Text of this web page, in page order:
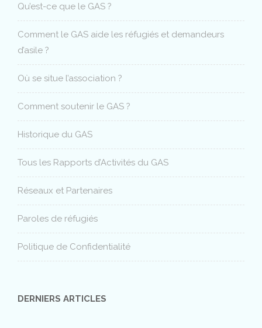
Qu’est-ce que le GAS ?
Comment le GAS aide les réfugiés et demandeurs
d’asile ?
Où se situe l’association ?
Comment soutenir le GAS ?
Historique du GAS
Tous les Rapports d’Activités du GAS
Réseaux et Partenaires
Paroles de réfugiés
Politique de Confidentialité
DERNIERS ARTICLES